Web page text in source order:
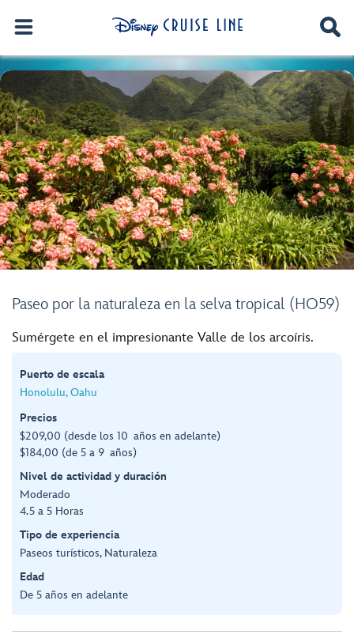
Paseo por la naturaleza en la selva tropical (HO59)
Sumérgete en el impresionante Valle de los arcoíris.
Puerto de escala
Honolulu, Oahu
Precios
$209,00 (desde los 10 años en adelante)
$184,00 (de 5 a 9 años)
Nivel de actividad y duración
Moderado
4.5 a 5 Horas
Tipo de experiencia
Paseos turísticos, Naturaleza
Edad
De 5 años en adelante